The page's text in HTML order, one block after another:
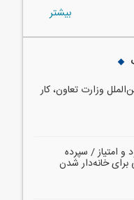
بيشتر
وزارت تعاون، کار
و امتیاز / سپرده
خانه‌دار شدن